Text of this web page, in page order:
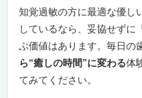
知覚過敏の方に最適な優し
しているなら、妥協せずに
ぶ価値はあります。毎日の
ら“癒しの時間”に変わる体
てみてください。